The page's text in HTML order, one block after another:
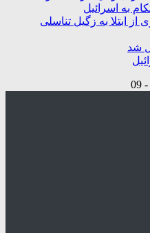
به اسرائیل
ابتلا به زگیل تناسلی
شد